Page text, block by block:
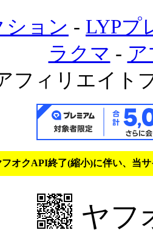
ション - LYPプ
ラクマ -
フィリエイト
フオクAPI終了(縮小)に伴い、当
ヤフ